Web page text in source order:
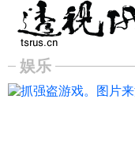
首页
空军
财经
文艺
图片新闻
娱乐